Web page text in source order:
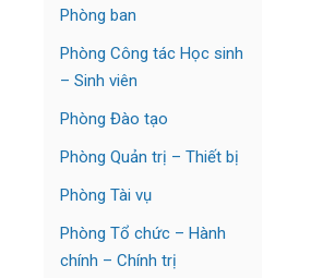
Phòng ban
Phòng Công tác Học sinh
– Sinh viên
Phòng Đào tạo
Phòng Quản trị – Thiết bị
Phòng Tài vụ
Phòng Tổ chức – Hành
chính – Chính trị